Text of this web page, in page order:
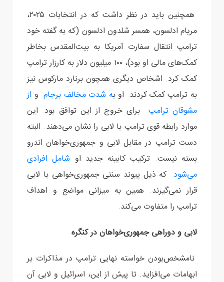
همچنین باید در نظر داشت که در انتخابات ۲۰۲۵،
مریام ادلسون، همسر شلدون ادلسون (که به گفته خود
ترامپ انتقال سفارت آمریکا به بیت‌المقدس بخاطر
کمک‌های مالی او بود)، ۱۰۰ میلیون دلار به کارزار ترامپ
کمک کرد. اشخاص دیگری همچون برنارد مارکوس نیز
به ترامپ کمک کردند. او به شدت مخالف برجامو از
مشوقان ترامپ
برای خروج از این توافق بود. این
موارد رابطه قوی ترامپ با لابی را نشان می‌دهند. البته
دست ترامپ در مقابل لابی و جمهوری‌خواهان اندرو
بسته نیست. ترکیب کابینه جدید او شامل افرادی
می‌شود که ذیل پیوند سنتی جمهوری‌خواهی با لابی
قرار نمی‌گیرند. همین به میزانی مواضع و اهداف
ترامپ را متفاوت می‌کند.
لابی و دوراهی جمهوری‌خواهان در کنگره
نامشخص‌بودن خواسته نهایی ترامپ در مذاکرات بر
ابهامات می‌افزاید. تا پیش از این، اسرائیل و لابی آن